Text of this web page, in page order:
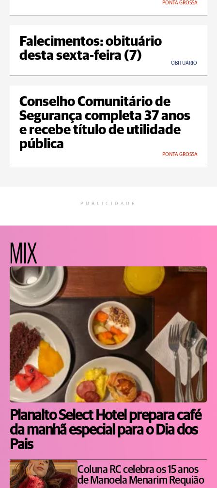
PONTA GROSSA
Falecimentos: obituário
desta sexta-feira (7)
OBITUÁRIO
Conselho Comunitário de
Segurança completa 37 anos
e recebe título de utilidade
pública
PONTA GROSSA
PUBLICIDADE
MIX
Planalto Select Hotel prepara café
da manhã especial para o Dia dos
Pais
Coluna RC celebra os 15 anos
de Manoela Menarim Requião